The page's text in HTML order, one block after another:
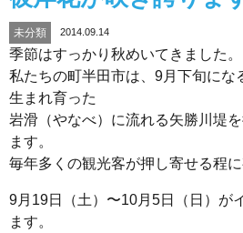
未分類 2014.09.14
季節はすっかり秋めいてきました。
私たちの町半田市は、9月下旬にな
生まれ育った
岩滑（やなべ）に流れる矢勝川堤
ます。
毎年多くの観光客が押し寄せる程に
9月19日（土）〜10月5日（日）が
ます。